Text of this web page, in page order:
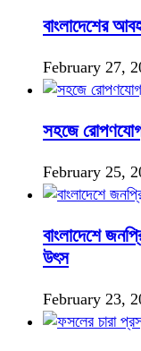
বাংলাদেশের
February 27,
সহজে
February 25,
বাংলাদেশে
উৎস
February 23,